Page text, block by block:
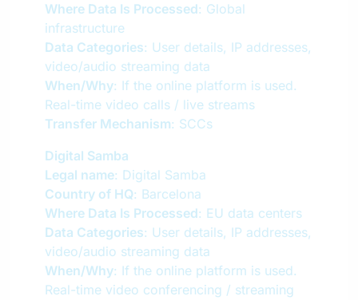
Where Data Is Processed: Global
infrastructure
Data Categories: User details, IP addresses,
video/audio streaming data
When/Why: If the online platform is used.
Real-time video calls / live streams
Transfer Mechanism: SCCs
Digital Samba
Legal name: Digital Samba
Country of HQ: Barcelona
Where Data Is Processed: EU data centers
Data Categories: User details, IP addresses,
video/audio streaming data
When/Why: If the online platform is used.
Real-time video conferencing / streaming